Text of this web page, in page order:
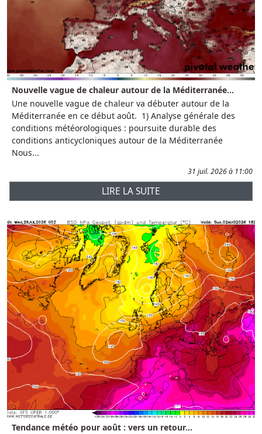
Nouvelle vague de chaleur autour de la Méditerranée...
Une nouvelle vague de chaleur va débuter autour de la
Méditerranée en ce début août. 1) Analyse générale des
conditions météorologiques : poursuite durable des
conditions anticycloniques autour de la Méditerranée
Nous...
31 juil. 2026 à 11:00
LIRE LA SUITE
Tendance météo pour août : vers un retour...